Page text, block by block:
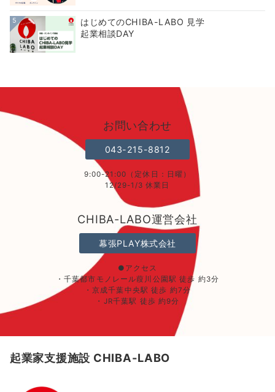
5
はじめてのCHIBA-LABO 見学
起業相談DAY
お問い合わせ
043-215-8812
9:00-21:00（定休日：日曜）
12/29-1/3 休業日
CHIBA-LABO運営会社
幕張PLAY株式会社
●アクセス
・千葉都市モノレール葭川公園駅 徒歩 約3分
・京成千葉中央駅 徒歩 約7分
・JR千葉駅 徒歩 約9分
起業家支援施設 CHIBA-LABO